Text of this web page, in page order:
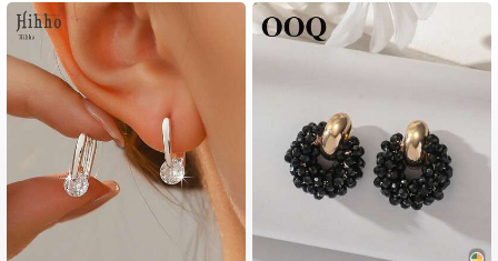
4.93
4.93 120K 팔로워
4.93 120K 팔로워